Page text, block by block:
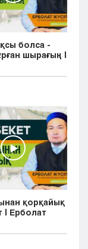
болса -
шырағың |
қорқайық
| Ерболат